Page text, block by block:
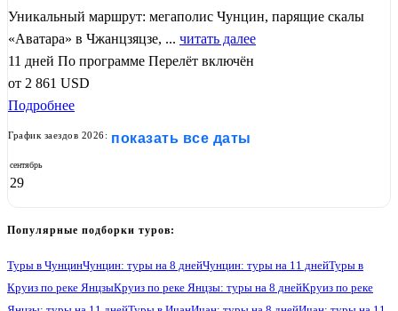
Уникальный маршрут: мегаполис Чунцин, парящие скалы
«Аватара» в Чжанцзяцзе, ... читать далее
11 дней По программе Перелёт включён
от 2 861 USD
Подробнее
График заездов 2026: показать все даты
сентябрь
29
Популярные подборки туров:
Туры в ЧунцинЧунцин: туры на 8 днейЧунцин: туры на 11 днейТуры в
Круиз по реке ЯнцзыКруиз по реке Янцзы: туры на 8 днейКруиз по реке